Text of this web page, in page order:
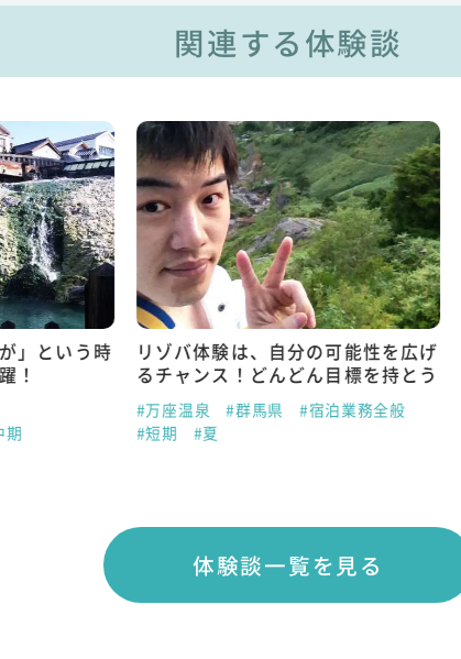
関連する体験談
」という時
！
期
リゾバ体験は、自分の可能性を広げ
るチャンス！どんどん目標を持とう
#万座温泉 #群馬県
#宿泊業務全般
#短期
#夏
体験談一覧を見る